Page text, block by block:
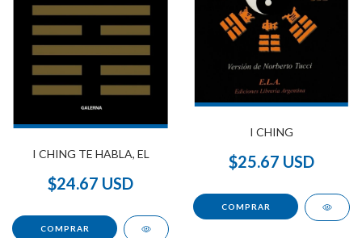
I CHING TE HABLA, EL
$24.67 USD
I CHING
$25.67 USD